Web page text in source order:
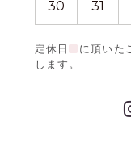
30 31
定休日
に頂いた
します。